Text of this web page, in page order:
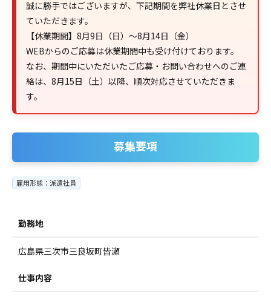
誠に勝手ではございますが、下記期間を弊社休業日とさせ
ていただきます。
【休業期間】8月9日（日）～8月14日（金）
WEBからのご応募は休業期間中も受け付けております。
なお、期間中にいただいたご応募・お問い合わせへのご連
絡は、8月15日（土）以降、順次対応させていただきま
す。
募集要項
雇用形態：派遣社員
勤務地
広島県三次市三良坂町皆瀬
仕事内容